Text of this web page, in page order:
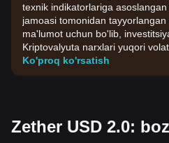
texnik indikatorlariga
jamoasi tomonidan
ma'lumot uchun bo'lib,
Kriptovalyuta narxlari yuqori
qarorlarini o'zingizning riskga
qiling.
Ko'proq ko'rsatish
Zether USD 2.0: